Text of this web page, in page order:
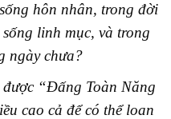
hôn nhân, trong đời
linh mục, và trong
ngày chưa?
được “Đấng Toàn Năng
cao cả để có thể loan